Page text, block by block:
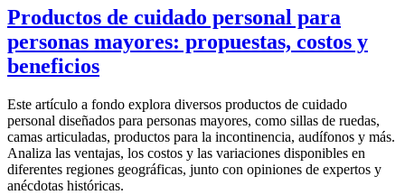
Productos de cuidado personal para
personas mayores: propuestas, costos y
beneficios
Este artículo a fondo explora diversos productos de cuidado
personal diseñados para personas mayores, como sillas de ruedas,
camas articuladas, productos para la incontinencia, audífonos y más.
Analiza las ventajas, los costos y las variaciones disponibles en
diferentes regiones geográficas, junto con opiniones de expertos y
anécdotas históricas.